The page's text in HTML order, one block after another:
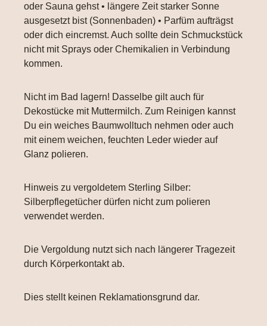
oder Sauna gehst • längere Zeit starker Sonne
ausgesetzt bist (Sonnenbaden) • Parfüm aufträgst
oder dich eincremst. Auch sollte dein Schmuckstück
nicht mit Sprays oder Chemikalien in Verbindung
kommen.
Nicht im Bad lagern! Dasselbe gilt auch für
Dekostücke mit Muttermilch. Zum Reinigen kannst
Du ein weiches Baumwolltuch nehmen oder auch
mit einem weichen, feuchten Leder wieder auf
Glanz polieren.
Hinweis zu vergoldetem Sterling Silber:
Silberpflegetücher dürfen nicht zum polieren
verwendet werden.
Die Vergoldung nutzt sich nach längerer Tragezeit
durch Körperkontakt ab.
Dies stellt keinen Reklamationsgrund dar.